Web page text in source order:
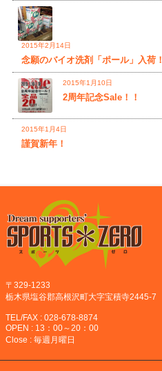
2015年2月14日
念願のバイオ洗剤「ポール」入荷！
2015年1月10日
2周年記念Sale！！
2015年1月4日
謹賀新年！
〒329-1233
栃木県塩谷郡高根沢町大字宝積寺2445-7
TEL/FAX : 028-678-8874
OPEN : 13：00～20：00
Close : 毎週月曜日